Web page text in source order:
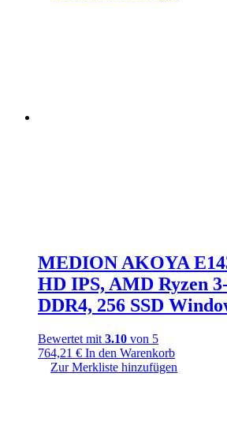
MEDION AKOYA
HD IPS, AMD Ryzen
DDR4, 256 SSD
Bewertet mit 3.10 von 5
764,21 € In den Warenkorb
Zur Merkliste hinzufügen